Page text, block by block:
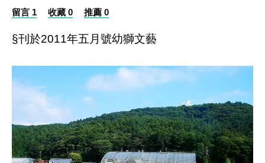
留言 1 收藏 0 推薦 0
§刊於2011年五月號幼獅文藝